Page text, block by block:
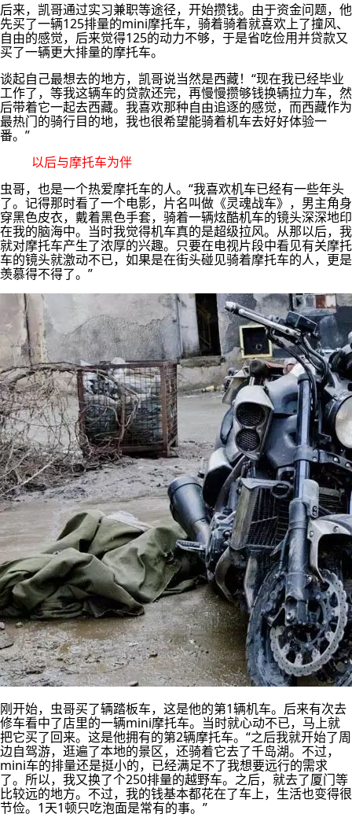
后来，凯哥通过实习兼职等途径，开始攒钱。由于资金问题，他
先买了一辆125排量的mini摩托车，骑着骑着就喜欢上了撞风、
自由的感觉，后来觉得125的动力不够，于是省吃俭用并贷款又
买了一辆更大排量的摩托车。
谈起自己最想去的地方，凯哥说当然是西藏！“现在我已经毕业
工作了，等我这辆车的贷款还完，再慢慢攒够钱换辆拉力车，然
后带着它一起去西藏。我喜欢那种自由追逐的感觉，而西藏作为
最热门的骑行目的地，我也很希望能骑着机车去好好体验一
番。”
以后与摩托车为伴
虫哥，也是一个热爱摩托车的人。“我喜欢机车已经有一些年头
了。记得那时看了一个电影，片名叫做《灵魂战车》，男主角身
穿黑色皮衣，戴着黑色手套，骑着一辆炫酷机车的镜头深深地印
在我的脑海中。当时我觉得机车真的是超级拉风。从那以后，我
就对摩托车产生了浓厚的兴趣。只要在电视片段中看见有关摩托
车的镜头就激动不已，如果是在街头碰见骑着摩托车的人，更是
羡慕得不得了。”
刚开始，虫哥买了辆踏板车，这是他的第1辆机车。后来有次去
修车看中了店里的一辆mini摩托车。当时就心动不已，马上就
把它买了回来。这是他拥有的第2辆摩托车。“之后我就开始了周
边自驾游，逛遍了本地的景区，还骑着它去了千岛湖。不过，
mini车的排量还是挺小的，已经满足不了我想要远行的需求
了。所以，我又换了个250排量的越野车。之后，就去了厦门等
比较远的地方。不过，我的钱基本都花在了车上，生活也变得很
节俭。1天1顿只吃泡面是常有的事。”